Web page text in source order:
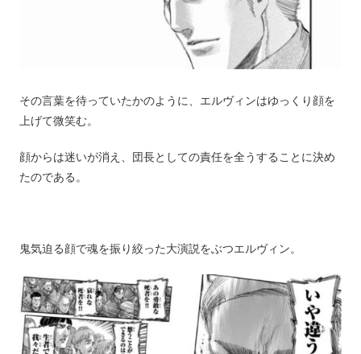
その言葉を待っていたかのように、エルヴィンはゆっくり顔を
上げて微笑む。
顔からは迷いが消え、団長としての責任を全うすることに決め
たのである。
鬼気迫る顔で魂を振り絞った大演説をぶつエルヴィン。